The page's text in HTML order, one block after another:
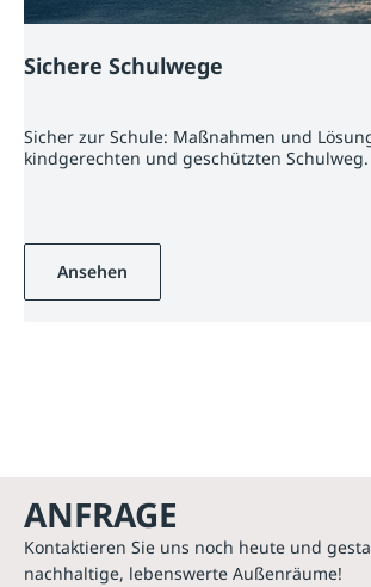
Sichere Schulwege
Sicher zur Schule: Maßnahmen und
kindgerechten und geschützten Schulweg.
Ansehen
ANFRAGE
Kontaktieren Sie uns noch heute und
nachhaltige, lebenswerte Außenräume!